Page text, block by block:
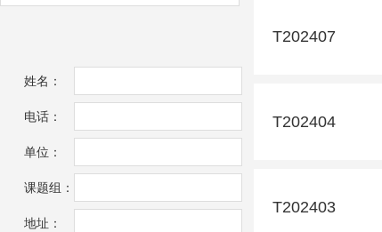
T202407
T202404
T202403
姓名：
电话：
单位：
课题组：
地址：